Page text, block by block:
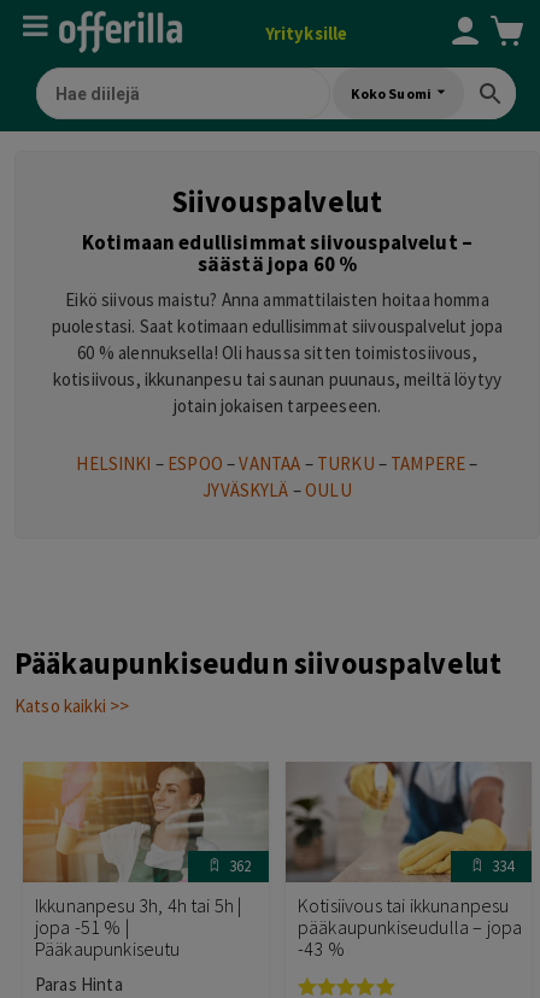
Yrityksille
Koko Suomi
Siivouspalvelut
Kotimaan edullisimmat siivouspalvelut –
säästä jopa 60 %
Eikö siivous maistu? Anna ammattilaisten hoitaa homma
puolestasi. Saat kotimaan edullisimmat siivouspalvelut jopa
60 % alennuksella! Oli haussa sitten toimistosiivous,
kotisiivous, ikkunanpesu tai saunan puunaus, meiltä löytyy
jotain jokaisen tarpeeseen.
HELSINKI – ESPOO –VANTAA – TURKU – TAMPERE–
JYVÄSKYLÄ –OULU
Pääkaupunkiseudun siivouspalvelut
Katso kaikki >>
362
Ikkunanpesu 3h, 4h tai 5h |
jopa -51 % |
Pääkaupunkiseutu
Paras Hinta
334
Kotisiivous tai ikkunanpesu
pääkaupunkiseudulla – jopa
-43 %